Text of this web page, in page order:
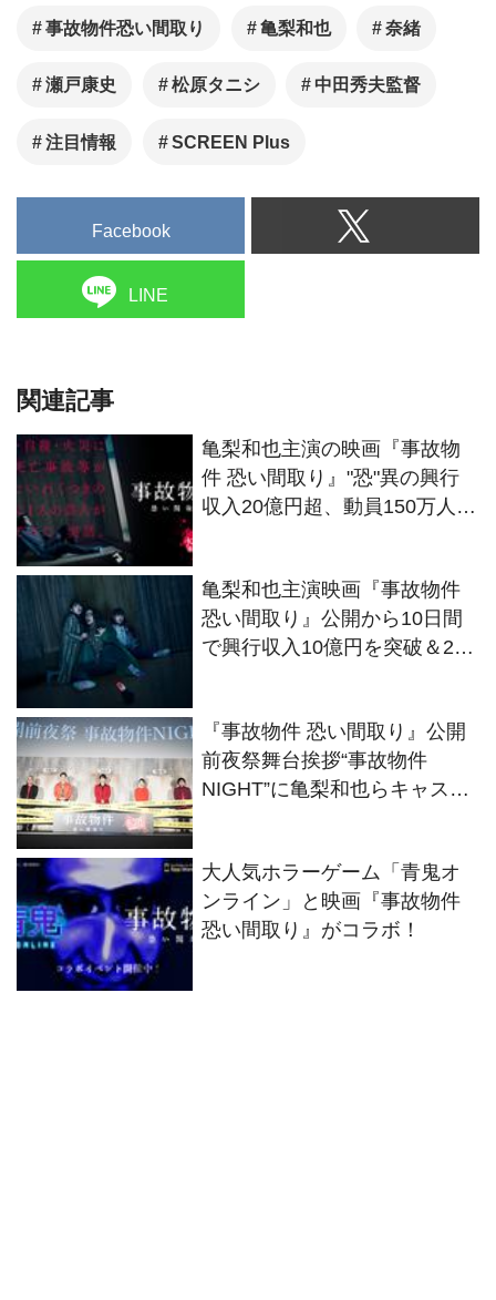
事故物件恐い間取り 亀梨和也 奈緒
瀬戸康史 松原タニシ 中田秀夫監督
注目情報 SCREEN Plus
Facebook
LINE
関連記事
亀梨和也主演の映画『事故物
件 恐い間取り』"恐"異の興行
収入20億円超、動員150万人突
亀梨和也主演映画『事故物件
恐い間取り』公開から10日間
で興行収入10億円を突破＆2週
『事故物件 恐い間取り』公開
前夜祭舞台挨拶“事故物件
NIGHT”に亀梨和也らキャスト
大人気ホラーゲーム「青鬼オ
ンライン」と映画『事故物件
恐い間取り』がコラボ！